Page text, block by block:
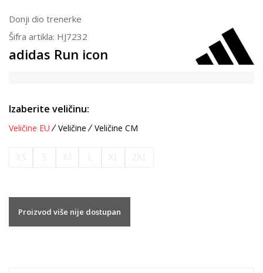
Donji dio trenerke
Šifra artikla: HJ7232
adidas Run icon
Izaberite veličinu:
Veličine EU Veličine Veličine CM
Proizvod više nije dostupan